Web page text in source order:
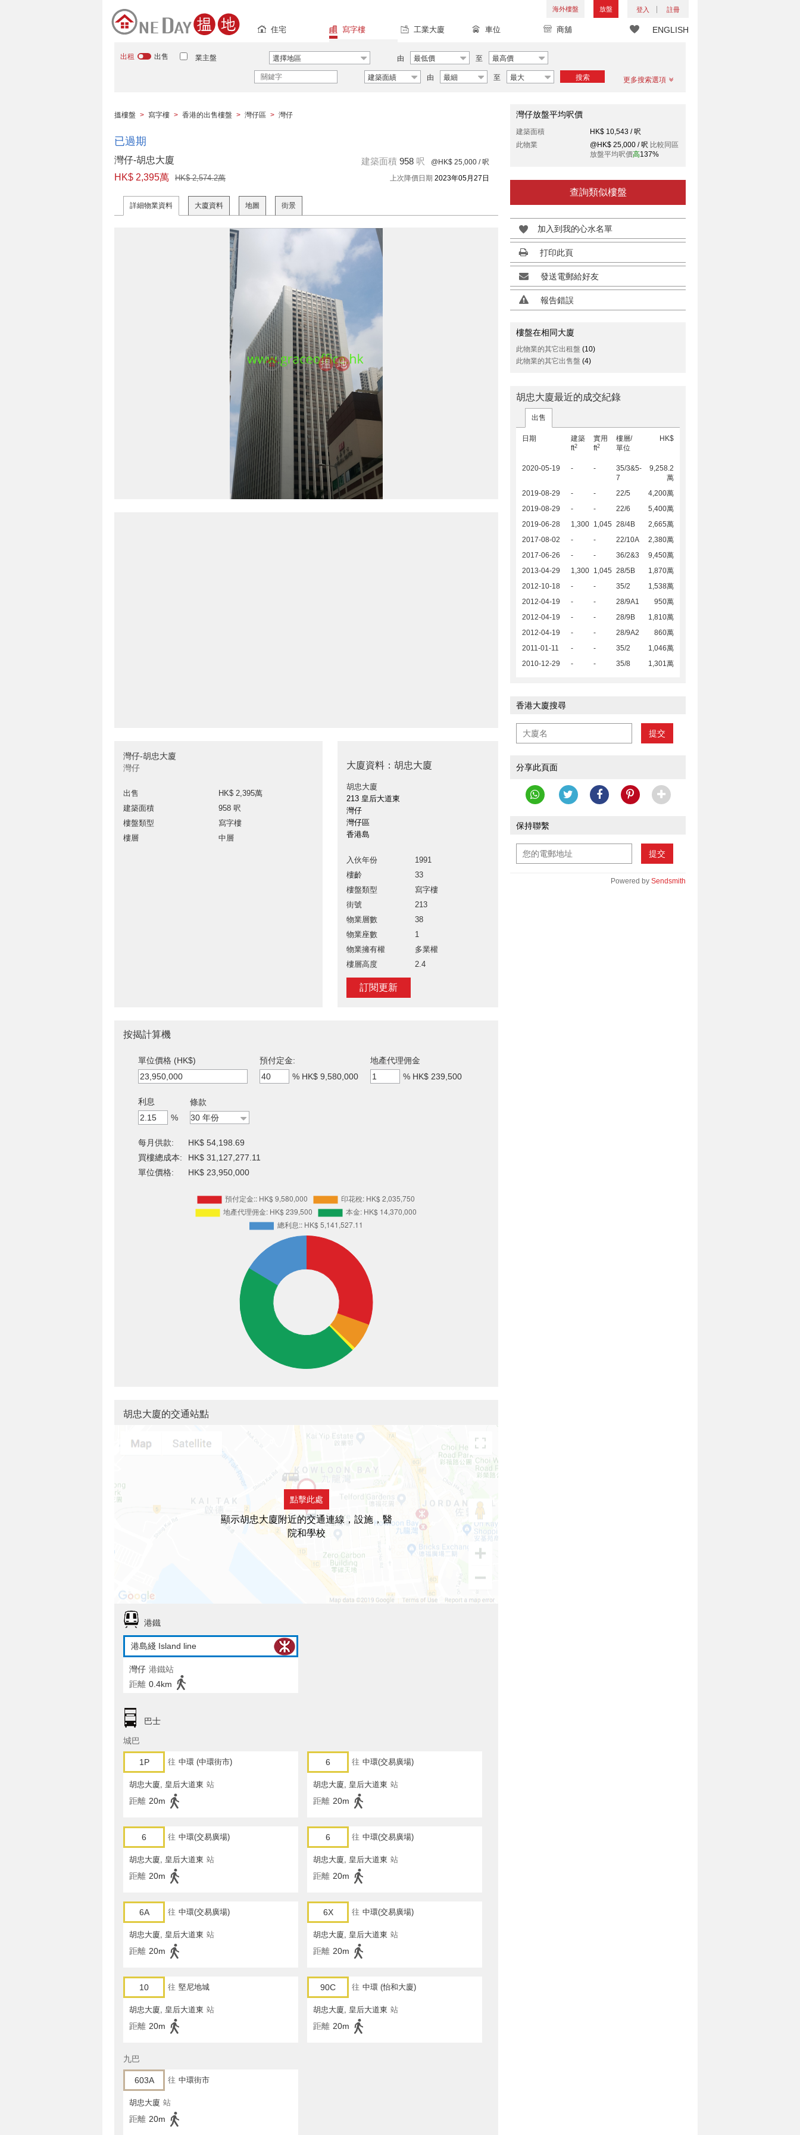
海外樓盤 放盤 登入 註冊
ENGLISH
住宅 寫字樓 工業大廈 車位 商舖
出租 出售 業主盤 選擇地區 由 最低價 至 最高價
建築面績 由 最細 至 最大 搜索 更多搜索選項
搵樓盤 > 寫字樓 > 香港的出售樓盤 > 灣仔區 > 灣仔
已過期
灣仔-胡忠大廈
HK$ 2,395萬
HK$ 2,574.2萬
建築面積 958 呎 @HK$ 25,000 / 呎
上次降價日期 2023年05月27日
詳細物業資料 大廈資料 地圖 街景
灣仔-胡忠大廈
灣仔
出售
HK$ 2,395萬
建築面積
958 呎
樓盤類型
寫字樓
樓層
中層
大廈資料：胡忠大廈
胡忠大廈
213 皇后大道東
灣仔
灣仔區
香港島
入伙年份
1991
樓齡
33
樓盤類型
寫字樓
街號
213
物業層數
38
物業座數
1
物業擁有權
多業權
樓層高度
2.4
訂閱更新
灣仔放盤平均呎價
建築面積
HK$ 10,543 / 呎
此物業
@HK$ 25,000 / 呎 比較同區
放盤平均呎價高137%
查詢類似樓盤
加入到我的心水名單
打印此頁
發送電郵給好友
報告錯誤
樓盤在相同大廈
此物業的其它出租盤 (10)
此物業的其它出售盤 (4)
胡忠大廈最近的成交紀錄
出售
日期
建築
ft2
實用
ft2
樓層/
單位
HK$
2020-05-19 - -
35/3&5-
7
9,258.2
萬
2019-08-29
- - 22/5
4,200萬
2019-08-29
- - 22/6
5,400萬
2019-06-28
1,300 1,045 28/4B
2,665萬
2017-08-02
- - 22/10A
2,380萬
2017-06-26
- - 36/2&3
9,450萬
2013-04-29
1,300 1,045 28/5B
1,870萬
2012-10-18
- - 35/2
1,538萬
2012-04-19
- - 28/9A1
950萬
2012-04-19
- - 28/9B
1,810萬
2012-04-19
- - 28/9A2
860萬
2011-01-11
- - 35/2
1,046萬
2010-12-29
- - 35/8 1,301萬
香港大廈搜尋
提交
分享此頁面
保持聯繫
提交
Powered by Sendsmith
按揭計算機
單位價格 (HK$)
預付定金:
% HK$ 9,580,000
地產代理佣金
% HK$ 239,500
利息
%
條款
每月供款:
HK$ 54,198.69
買樓總成本:
HK$ 31,127,277.11
單位價格:
HK$ 23,950,000
胡忠大廈的交通站點
點擊此處
顯示胡忠大廈附近的交通連線，設施，醫
院和學校
港鐵
港島綫 Island line
灣仔 港鐵站
距離 0.4km
巴士
城巴
1P 往 中環 (中環街市)
胡忠大廈, 皇后大道東 站
距離 20m
6 往 中環(交易廣場)
胡忠大廈, 皇后大道東 站
距離 20m
6 往 中環(交易廣場)
胡忠大廈, 皇后大道東 站
距離 20m
6 往 中環(交易廣場)
胡忠大廈, 皇后大道東 站
距離 20m
6A 往 中環(交易廣場)
胡忠大廈, 皇后大道東 站
距離 20m
6X 往 中環(交易廣場)
胡忠大廈, 皇后大道東 站
距離 20m
10 往 堅尼地城
胡忠大廈, 皇后大道東 站
距離 20m
90C 往 中環 (怡和大廈)
胡忠大廈, 皇后大道東 站
距離 20m
九巴
603A 往 中環街市
胡忠大廈 站
距離 20m